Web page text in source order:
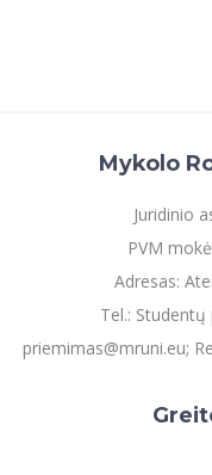
Mykolo
Juridinio
PVM
Adresas:
Tel.:
priemimas@mruni.eu;